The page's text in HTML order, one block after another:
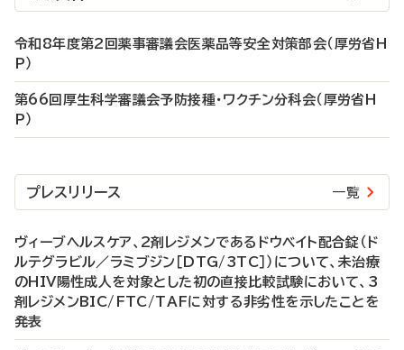
令和8年度第2回薬事審議会医薬品等安全対策部会（厚労省H
P）
第66回厚生科学審議会予防接種・ワクチン分科会（厚労省H
P）
プレスリリース 一覧
ヴィーブヘルスケア、2剤レジメンであるドウベイト配合錠（ド
ルテグラビル／ラミブジン［DTG/3TC］）について、未治療
のHIV陽性成人を対象とした初の直接比較試験において、3
剤レジメンBIC/FTC/TAFに対する非劣性を示したことを
発表